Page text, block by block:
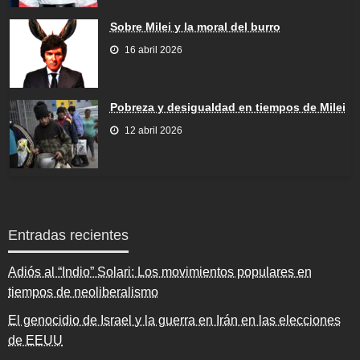
Sobre Milei y la moral del burro
16 abril 2026
Pobreza y desigualdad en tiempos de Milei
12 abril 2026
Entradas recientes
Adiós al “Indio” Solari: Los movimientos populares en
tiempos de neoliberalismo
El genocidio de Israel y la guerra en Irán en las elecciones
de EEUU